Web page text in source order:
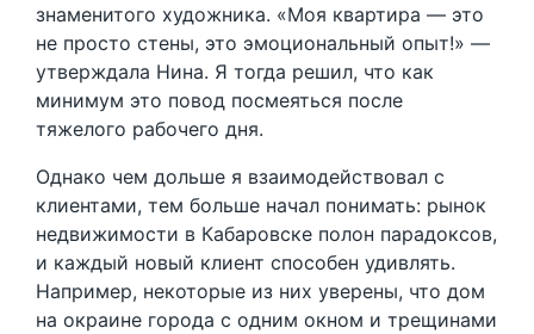
знаменитого художника. «Моя квартира — это
не просто стены, это эмоциональный опыт!» —
утверждала Нина. Я тогда решил, что как
минимум это повод посмеяться после
тяжелого рабочего дня.
Однако чем дольше я взаимодействовал с
клиентами, тем больше начал понимать: рынок
недвижимости в Кабаровске полон парадоксов,
и каждый новый клиент способен удивлять.
Например, некоторые из них уверены, что дом
на окраине города с одним окном и трещинами